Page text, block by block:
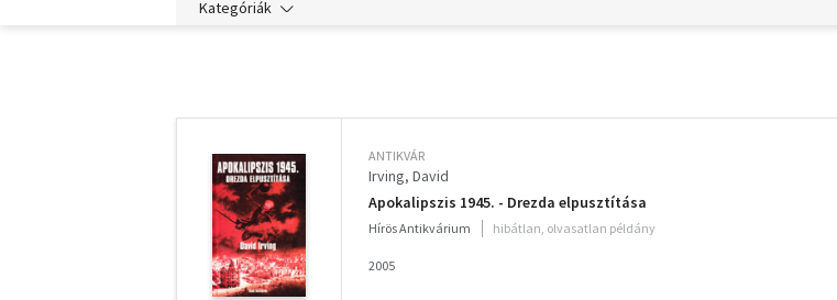
Kategóriák
ANTIKVÁR
Irving, David
Apokalipszis 1945. - Drezda elpusztítása
Hírös Antikvárium hibátlan, olvasatlan példány
2005